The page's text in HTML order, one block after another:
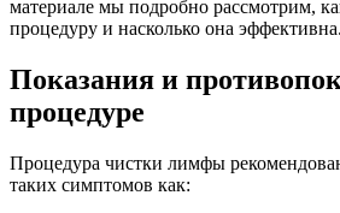
материале мы подробно рассмотрим,
процедуру и насколько она эффективна.
Показания и
процедуре
Процедура чистки лимфы
таких симптомов как: